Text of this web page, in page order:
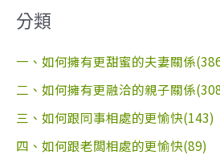
分類
一、如何擁有更甜蜜的夫妻關係
二、如何擁有更融洽的親子關係
三、如何跟同事相處的更愉快(143)
四、如何跟老闆相處的更愉快(89)